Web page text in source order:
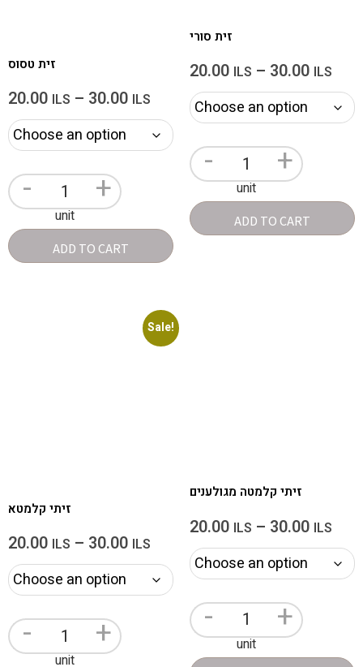
זית טסוס
20.00 ILS – 30.00 ILS
- +
unit
ADD TO CART
זית סורי
20.00 ILS – 30.00 ILS
- +
unit
ADD TO CART
Sale!
זיתי קלמטא
20.00 ILS – 30.00 ILS
- +
unit
זיתי קלמטה מגולענים
20.00 ILS – 30.00 ILS
- +
unit